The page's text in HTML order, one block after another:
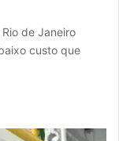
de Janeiro
custo que